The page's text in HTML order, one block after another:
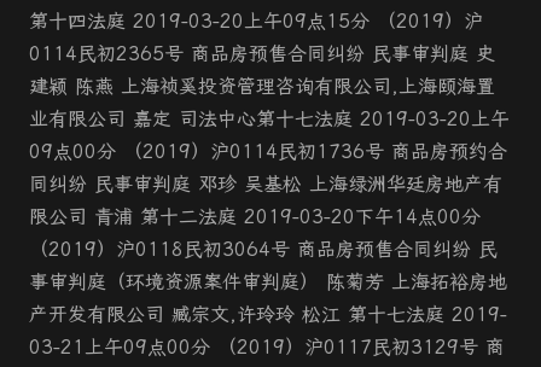
第十四法庭 2019-03-20上午09点15分 （2019）沪
0114民初2365号 商品房预售合同纠纷 民事审判庭 史
建颖 陈燕 上海祯奚投资管理咨询有限公司,上海颐海置
业有限公司 嘉定 司法中心第十七法庭 2019-03-20上午
09点00分 （2019）沪0114民初1736号 商品房预约合
同纠纷 民事审判庭 邓珍 吴基松 上海绿洲华廷房地产有
限公司 青浦 第十二法庭 2019-03-20下午14点00分
（2019）沪0118民初3064号 商品房预售合同纠纷 民
事审判庭（环境资源案件审判庭） 陈菊芳 上海拓裕房地
产开发有限公司 臧宗文,许玲玲 松江 第十七法庭 2019-
03-21上午09点00分 （2019）沪0117民初3129号 商